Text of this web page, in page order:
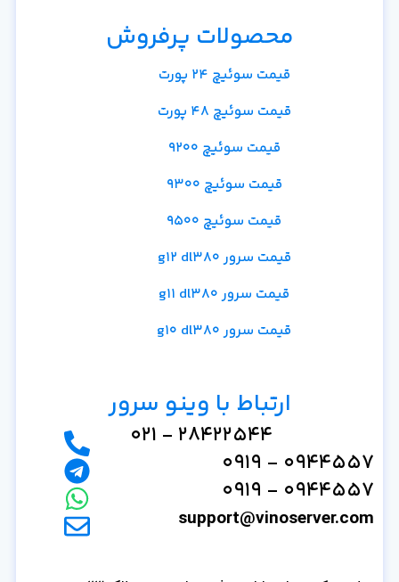
محصولات پرفروش
قیمت سوئیچ 24 پورت
قیمت سوئیچ 48 پورت
قیمت سوئیچ 9200
قیمت سوئیچ 9300
قیمت سوئیچ 9500
قیمت سرور g12 dl380
قیمت سرور g11 dl380
قیمت سرور g10 dl380
ارتباط با وینو سرور
28422544 - 021
0944557 - 0919
0944557 - 0919
support@vinoserver.com